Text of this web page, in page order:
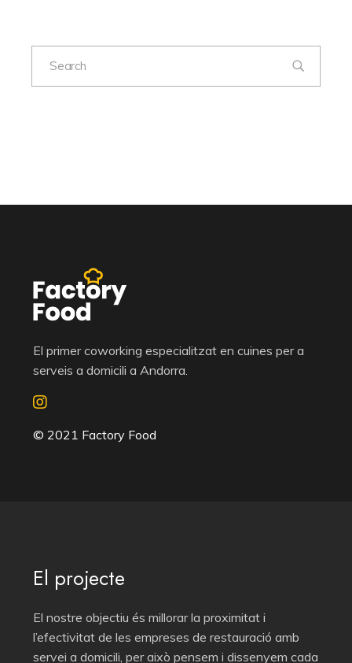
El primer coworking especialitzat en cuines per a
serveis a domicili a Andorra.
© 2021 Factory Food
El projecte
El nostre objectiu és millorar la proximitat i
l’efectivitat de les empreses de restauració amb
servei a domicili, per això pensem i dissenyem cada